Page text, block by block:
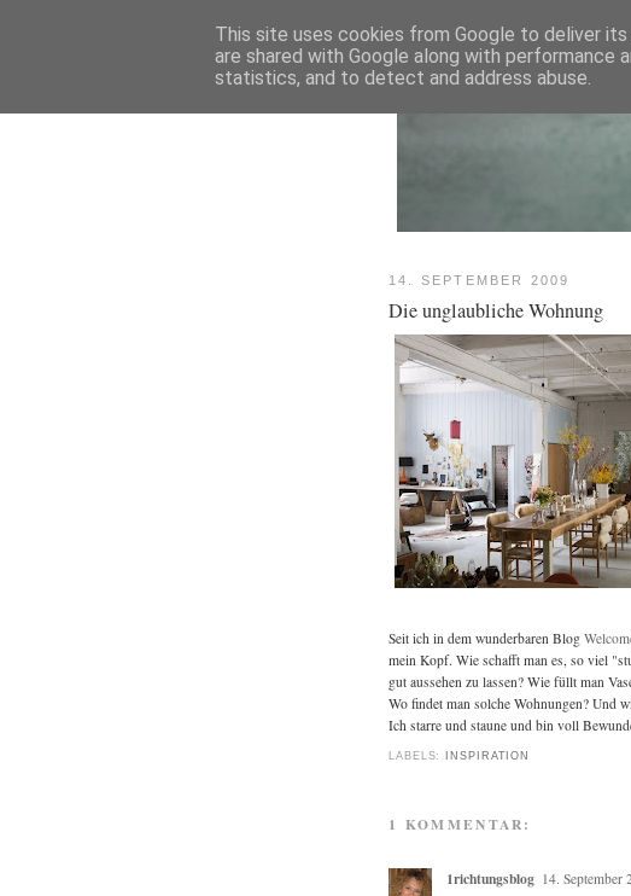
14. SEPTEMBER 2009
Die unglaubliche Wohnung
Seit ich in dem wunderbaren Blog
mein Kopf. Wie schafft man es, so viel
gut aussehen zu lassen? Wie füllt man
Wo findet man solche Wohnungen? Und
Ich starre und staune und bin voll
LABELS: INSPIRATION
1 KOMMENTAR:
1richtungsblog 14. September
This site uses cookies from Google to deliver
are shared with Google along with
statistics, and to detect and address abuse.